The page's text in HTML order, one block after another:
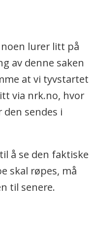
lurer litt på
av denne saken
at vi tyvstartet
via nrk.no, hvor
sendes i
å se den faktiske
skal røpes, må
til senere.